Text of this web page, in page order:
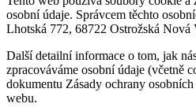
osobní údaje. Správcem těchto
Lhotská 772, 68722 Ostrožská Nová
Další detailní informace o tom, jak
zpracováváme osobní údaje (včetně
dokumentu Zásady ochrany
webu.